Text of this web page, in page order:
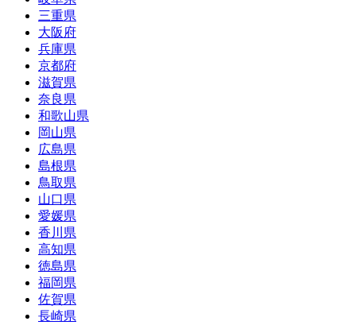
三重県
大阪府
兵庫県
京都府
滋賀県
奈良県
和歌山県
岡山県
広島県
島根県
鳥取県
山口県
愛媛県
香川県
高知県
徳島県
福岡県
佐賀県
長崎県